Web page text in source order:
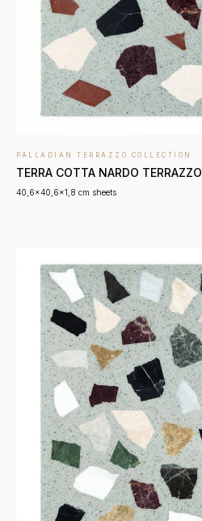
PALLADIAN TERRAZZO COLLECTION
TERRA COTTA NARDO TERRAZZO
40,6x40,6x1,8 cm sheets